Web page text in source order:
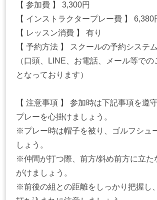
【 参加費 】 3,300円
【 インストラクタープレー費 】 6,380
【 レッスン消費 】 有り
【 予約方法 】 スクールの予約システム
（口頭、LINE、お電話、メール等で
となっております）
【 注意事項 】 参加時は下記事項を遵
プレーを心掛けましょう。
※プレー時は帽子を被り、ゴルフシュ
しょう。
※仲間が打つ際、前方/斜め前方に立た
がけましょう。
※前後の組との距離をしっかり把握し